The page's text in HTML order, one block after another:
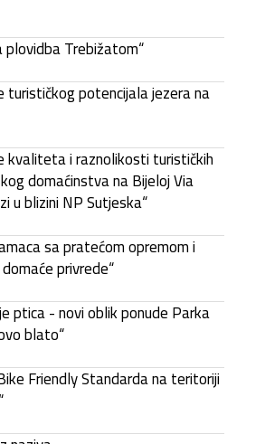
plovidba Trebižatom“
turističkog potencijala jezera na
kvaliteta i raznolikosti turističkih
domaćinstva na Bijeloj Via
u blizini NP Sutjeska“
sa pratećom opremom i
privrede“
ptica - novi oblik ponude Parka
blato“
Friendly Standarda na teritoriji